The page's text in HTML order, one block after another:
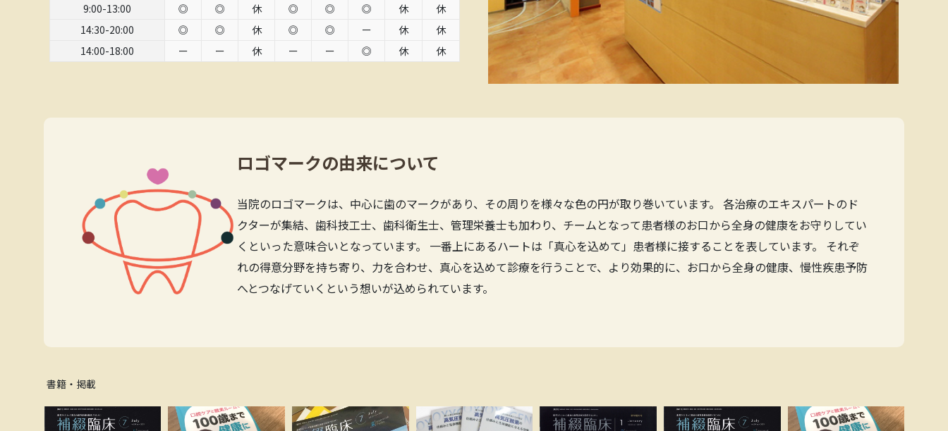
9:00-13:00
◎ ◎ 休 ◎ ◎ ◎ 休
休
14:30-20:00
◎ ◎ 休 ◎ ◎ ー 休
休
14:00-18:00
ー ー 休 ー ー ◎ 休 休
ロゴマークの由来について
当院のロゴマークは、中心に歯のマークがあり、その周りを様々な色の円が取り巻いています。 各治療のエキスパートのド
クターが集結、歯科技工士、歯科衛生士、管理栄養士も加わり、チームとなって患者様のお口から全身の健康をお守りしてい
くといった意味合いとなっています。 一番上にあるハートは「真心を込めて」患者様に接することを表しています。 それぞ
れの得意分野を持ち寄り、力を合わせ、真心を込めて診療を行うことで、より効果的に、お口から全身の健康、慢性疾患予防
へとつなげていくという想いが込められています。
書籍・掲載